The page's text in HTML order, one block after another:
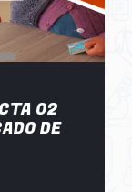
02
DE